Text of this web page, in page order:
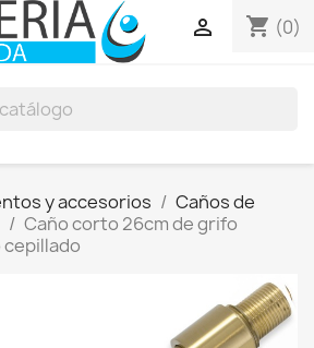
shopping_cart (0)

y accesorios
Caños de
Caño corto 26cm de grifo